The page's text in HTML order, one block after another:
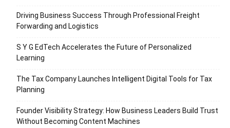
Driving Business Success Through Professional Freight
Forwarding and Logistics
S Y G EdTech Accelerates the Future of Personalized
Learning
The Tax Company Launches Intelligent Digital Tools for Tax
Planning
Founder Visibility Strategy: How Business Leaders Build Trust
Without Becoming Content Machines